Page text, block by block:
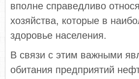
вполне справедливо
хозяйства, которые в
здоровье населения.
В связи с этим важными
обитания предприятий